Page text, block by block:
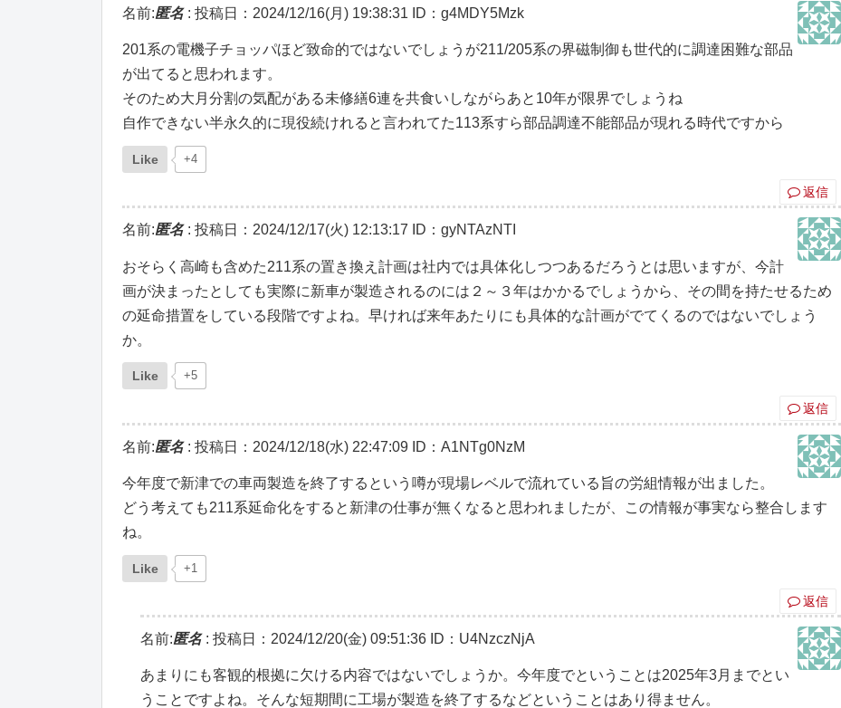
名前:匿名: 投稿日：2024/12/16(月) 19:38:31 ID：g4MDY5Mzk
201系の電機子チョッパほど致命的ではないでしょうが211/205系の界磁制御も世代的に調達困難な部品
が出てると思われます。
そのため大月分割の気配がある未修繕6連を共食いしながらあと10年が限界でしょうね
自作できない半永久的に現役続けれると言われてた113系すら部品調達不能部品が現れる時代ですから
Like +4
返信
名前:匿名: 投稿日：2024/12/17(火) 12:13:17 ID：gyNTAzNTI
おそらく高崎も含めた211系の置き換え計画は社内では具体化しつつあるだろうとは思いますが、今計
画が決まったとしても実際に新車が製造されるのには２～３年はかかるでしょうから、その間を持たせるため
の延命措置をしている段階ですよね。早ければ来年あたりにも具体的な計画がでてくるのではないでしょう
か。
Like +5
返信
名前:匿名: 投稿日：2024/12/18(水) 22:47:09 ID：A1NTg0NzM
今年度で新津での車両製造を終了するという噂が現場レベルで流れている旨の労組情報が出ました。
どう考えても211系延命化をすると新津の仕事が無くなると思われましたが、この情報が事実なら整合します
ね。
Like +1
返信
名前:匿名: 投稿日：2024/12/20(金) 09:51:36 ID：U4NzczNjA
あまりにも客観的根拠に欠ける内容ではないでしょうか。今年度でということは2025年3月までとい
うことですよね。そんな短期間に工場が製造を終了するなどということはあり得ません。